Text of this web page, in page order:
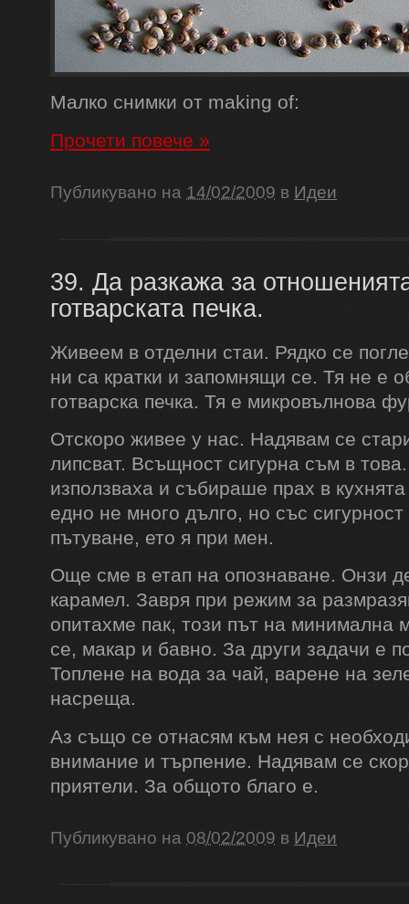
Малко снимки от making of:
Прочети повече »
Публикувано на 14/02/2009 в Идеи
39. Да разкажа за
готварската печка.
Живеем в отделни стаи. Рядко се
ни са кратки и запомнящи се. Тя не е
готварска печка. Тя е микровълнова
Отскоро живее у нас. Надявам се
липсват. Всъщност сигурна съм в
използваха и събираше прах в
едно не много дълго, но със
пътуване, ето я при мен.
Още сме в етап на опознаване. Онзи
карамел. Завря при режим за
опитахме пак, този път на минимална
се, макар и бавно. За други задачи е
Топлене на вода за чай, варене на
насреща.
Аз също се отнасям към нея с
внимание и търпение. Надявам се
приятели. За общото благо е.
Публикувано на 08/02/2009 в Идеи